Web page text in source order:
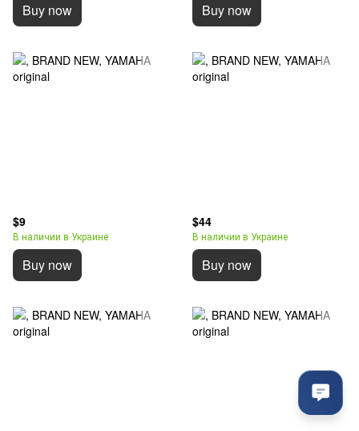
Buy now Buy now
$9
В наличии в Украине
Buy now
$44
В наличии в Украине
Buy now